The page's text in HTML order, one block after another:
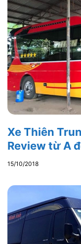
Xe Thiên
Review từ A
15/10/2018